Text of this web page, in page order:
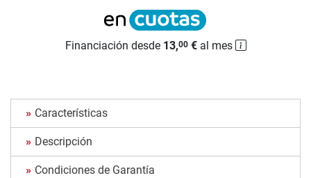
Financiación desde 13,00€al mes
Características
Descripción
Condiciones de Garantía